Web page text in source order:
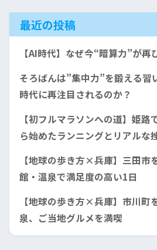
最近の投稿
【AI時代】なぜ今“暗算力”が
そろばんは”集中力”を鍛える
時代に再注目されるのか？
【初フルマラソンへの道】姫
ら始めたランニングとリアルな
【地球の歩き方×兵庫】三田市
館・温泉で満足度の高い1日
【地球の歩き方×兵庫】市川町
泉、ご当地グルメを満喫